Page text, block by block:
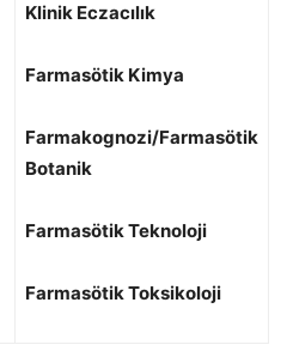
Klinik Eczacılık
Farmasötik Kimya
Farmakognozi/Farmasötik
Botanik
Farmasötik Teknoloji
Farmasötik Toksikoloji